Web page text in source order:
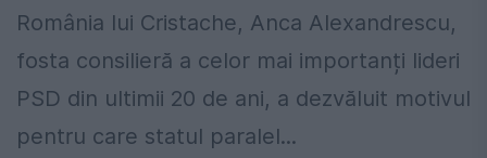
România lui Cristache, Anca Alexandrescu,
fosta consilieră a celor mai importanți lideri
PSD din ultimii 20 de ani, a dezvăluit motivul
pentru care statul paralel...